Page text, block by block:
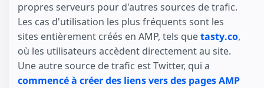
propres serveurs pour d'autres sources de trafic.
Les cas d'utilisation les plus fréquents sont les
sites entièrement créés en AMP, tels quetasty.co,
où les utilisateurs accèdent directement au site.
Une autre source de trafic est Twitter, qui a
commencé à créer des liens vers des pages AMP